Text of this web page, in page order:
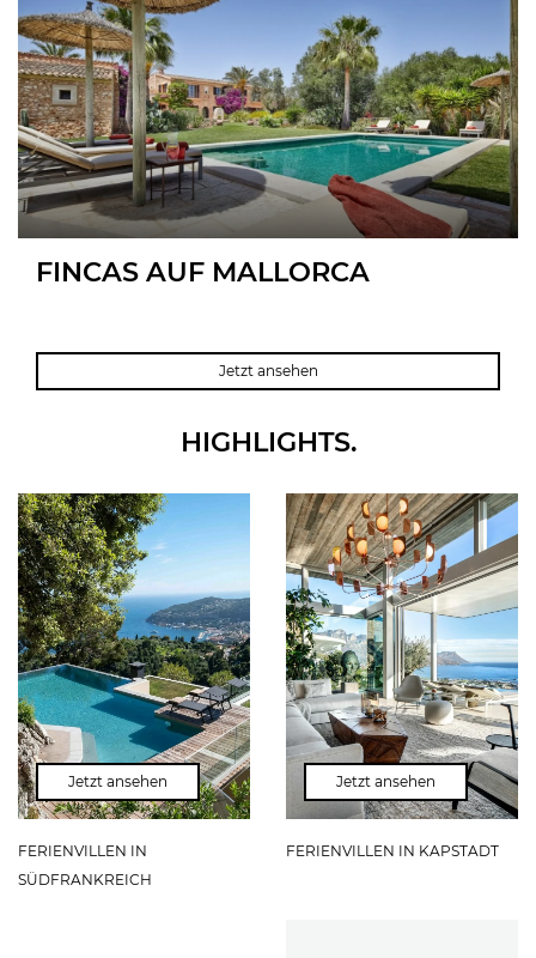
FINCAS AUF MALLORCA
Jetzt ansehen
HIGHLIGHTS.
Jetzt ansehen
FERIENVILLEN IN
SÜDFRANKREICH
Jetzt ansehen
FERIENVILLEN IN KAPSTADT